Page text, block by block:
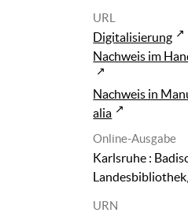
URL
Digitalisierung
Nachweis im
Nachweis in
alia
Online-Ausgabe
Karlsruhe :
URN